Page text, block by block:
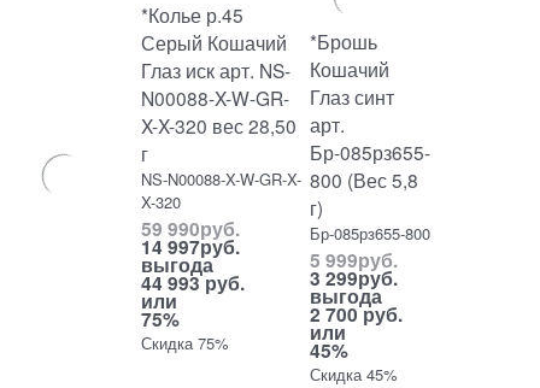
*Колье р.45
Серый Кошачий
Глаз иск арт. NS-
N00088-X-W-GR-
X-X-320 вес 28,50
г
NS-N00088-X-W-GR-X-
X-320
59 990руб.
14 997руб.
выгода
44 993 руб.
или
75%
Скидка 75%
*Брошь
Кошачий
Глаз синт
арт.
Бр-085рз655-
800 (Вес 5,8
г)
Бр-085рз655-800
5 999руб.
3 299руб.
выгода
2 700 руб.
или
45%
Скидка 45%